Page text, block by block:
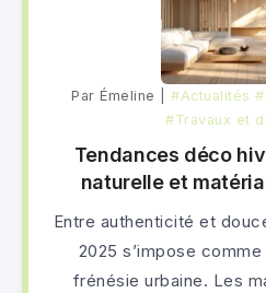
Par Émeline |#Actualités
#Travaux et
Tendances déco
naturelle et
Entre authenticité et
2025 s’impose
frénésie urbaine. Les